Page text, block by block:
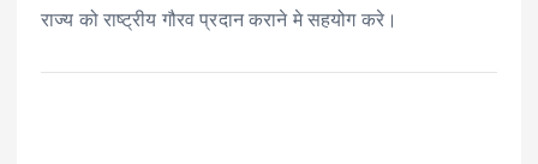
राज्य को राष्ट्रीय गौरव प्रदान कराने मे सहयोग करे।